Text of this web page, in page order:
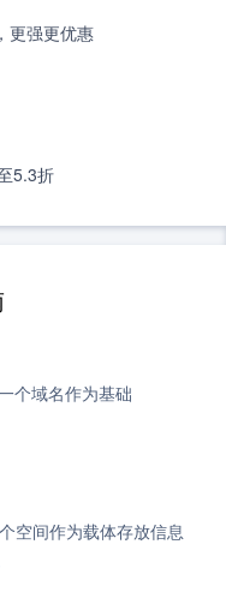
更强更优惠
5.3折
个域名作为基础
空间作为载体存放信息